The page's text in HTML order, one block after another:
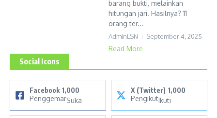
barang bukti, melainkan
hitungan jari. Hasilnya? 11
orang ter...
AdminLSN September 4, 2025
Read More
Social Icons
Facebook 1,000
PenggemarSuka
X (Twitter) 1,000
PengikutIkuti